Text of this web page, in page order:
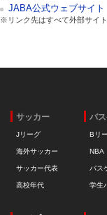
JABA公式ウェブサイト
※リンク先はすべて外部サイ
サッカー
Jリーグ
海外サッカー
サッカー代表
高校年代
バ
Bリ
NBA
バス
学生